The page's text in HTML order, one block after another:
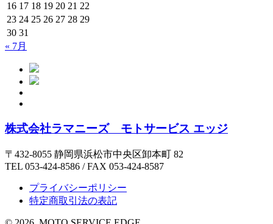
16 17 18 19 20 21 22
23 24 25 26 27 28 29
30 31
« 7月
株式会社ラマニーズ モトサービス エッジ
〒432-8055 静岡県浜松市中央区卸本町 82
TEL 053-424-8586 / FAX 053-424-8587
プライバシーポリシー
特定商取引法の表記